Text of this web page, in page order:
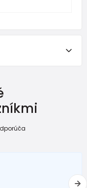
veľkosť podľa
čo je pri barefoot